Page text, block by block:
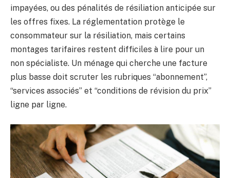
impayées, ou des pénalités de résiliation anticipée sur
les offres fixes. La réglementation protège le
consommateur sur la résiliation, mais certains
montages tarifaires restent difficiles à lire pour un
non spécialiste. Un ménage qui cherche une facture
plus basse doit scruter les rubriques “abonnement”,
“services associés” et “conditions de révision du prix”
ligne par ligne.